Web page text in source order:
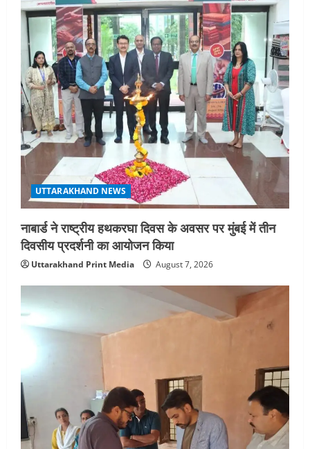
UTTARAKHAND NEWS
नाबार्ड ने राष्ट्रीय हथकरघा दिवस के अवसर पर मुंबई में तीन
दिवसीय प्रदर्शनी का आयोजन किया
Uttarakhand Print Media August 7, 2026